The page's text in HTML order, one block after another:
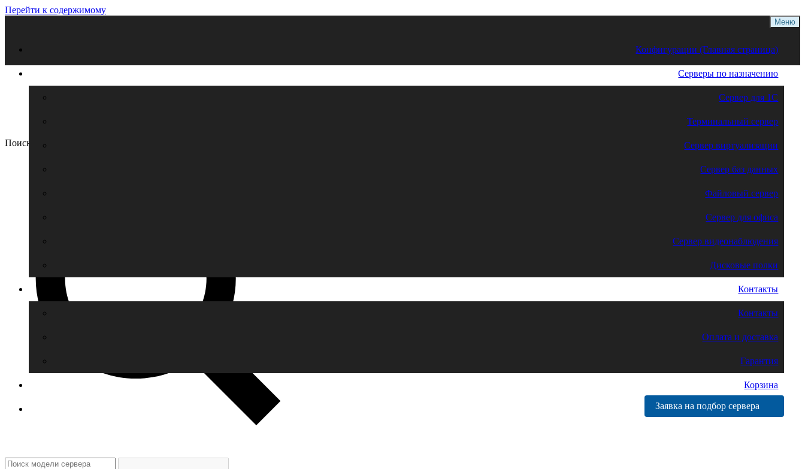
Перейти к содержимому
Меню
Конфигурации (Главная страница)
Серверы по назначению
Сервер для 1С
Терминальный сервер
Сервер виртуализации
Сервер баз данных
Файловый сервер
Сервер для офиса
Сервер видеонаблюдения
Дисковые полки
Контакты
Контакты
Оплата и доставка
Гарантия
Корзина
Заявка на подбор сервера
Поиск